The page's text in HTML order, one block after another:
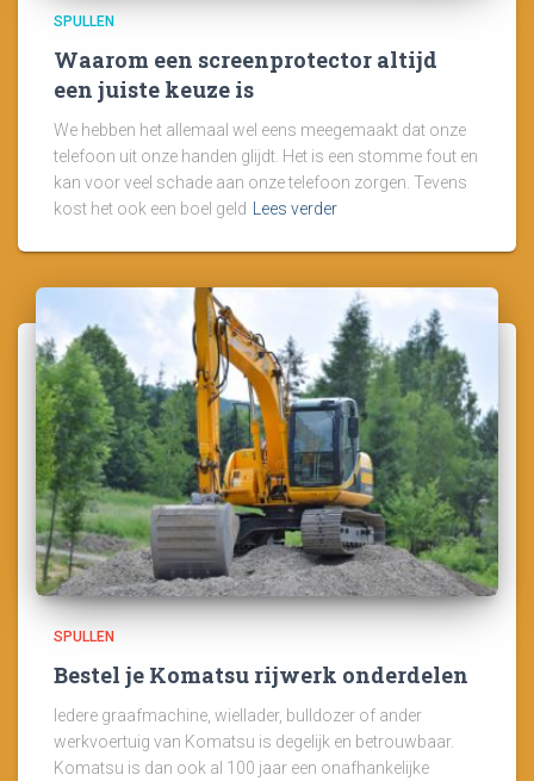
SPULLEN
Waarom een screenprotector altijd
een juiste keuze is
We hebben het allemaal wel eens meegemaakt dat onze
telefoon uit onze handen glijdt. Het is een stomme fout en
kan voor veel schade aan onze telefoon zorgen. Tevens
kost het ook een boel geld Lees verder
SPULLEN
Bestel je Komatsu rijwerk onderdelen
Iedere graafmachine, wiellader, bulldozer of ander
werkvoertuig van Komatsu is degelijk en betrouwbaar.
Komatsu is dan ook al 100 jaar een onafhankelijke